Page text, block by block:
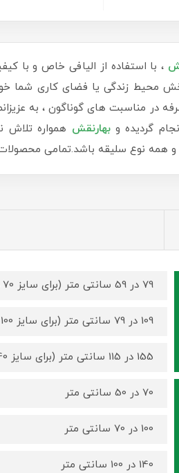
، با استفاده از الیافی خاص و با
زندگی یا فضای کاری شما
در مناسبت های گوناگون ، به
گردیده وبهارنقش همواره تلاش
و همه نوع سلیقه باشد.تمامی
79 در 59 سانتی متر (برای سایز 70 در 50)
109 در 79 سانتی متر (برای سایز 100 در 70)
155 در 115 سانتی متر (برای سایز 140 در 100)
70 در 50 سانتی متر
100 در 70 سانتی متر
140 در 100 سانتی متر